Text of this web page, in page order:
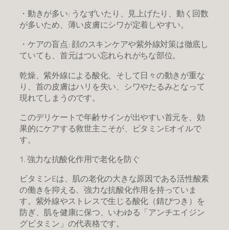
​・動きが多い: うなずいたり、見上げたり、動く回数
が多いため、薄い皮膚にシワが定着しやすい。
​・ケアの盲点: 顔のスキンケアや紫外線対策は徹底し
ていても、首元はつい忘れられがちな部位。
​乾燥、紫外線による酸化、そして日々の動きが重な
り、首の皮膚はハリを失い、シワやたるみとなって
現れてしまうのです。
このデリケートで年齢サインが出やすい首元を、効
果的にケアする救世主こそが、ビタミンEオイルで
す。
1. 強力な抗酸化作用で老化を防ぐ
​ビタミンEは、肌の老化の大きな原因である活性酸素
の働きを抑える、強力な抗酸化作用を持っていま
す。紫外線やストレスで生じる酸化（錆びつき）を
防ぎ、肌を健康に保つ、いわゆる「アンチエイジン
グビタミン」の代表格です。